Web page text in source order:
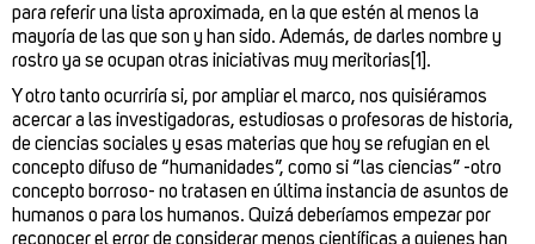
para referir una lista aproximada, en la que estén al menos la
mayoría de las que son y han sido. Además, de darles nombre y
rostro ya se ocupan otras iniciativas muy meritorias[1].
Y otro tanto ocurriría si, por ampliar el marco, nos quisiéramos
acercar a las investigadoras, estudiosas o profesoras de historia,
de ciencias sociales y esas materias que hoy se refugian en el
concepto difuso de “humanidades”, como si “las ciencias” -otro
concepto borroso- no tratasen en última instancia de asuntos de
humanos o para los humanos. Quizá deberíamos empezar por
reconocer el error de considerar menos científicas a quienes han